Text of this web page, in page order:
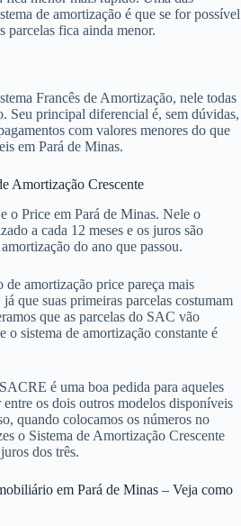
de amortização é que se for possível
parcelas fica ainda menor.
Francês de Amortização, nele todas
Seu principal diferencial é, sem dúvidas,
com valores menores do que
em Pará de Minas.
Amortização Crescente
o Price em Pará de Minas. Nele o
a cada 12 meses e os juros são
do ano que passou.
amortização price pareça mais
que suas primeiras parcelas costumam
que as parcelas do SAC vão
sistema de amortização constante é
é uma boa pedida para aqueles
os dois outros modelos disponíveis
quando colocamos os números no
o Sistema de Amortização Crescente
dos três.
em Pará de Minas – Veja como